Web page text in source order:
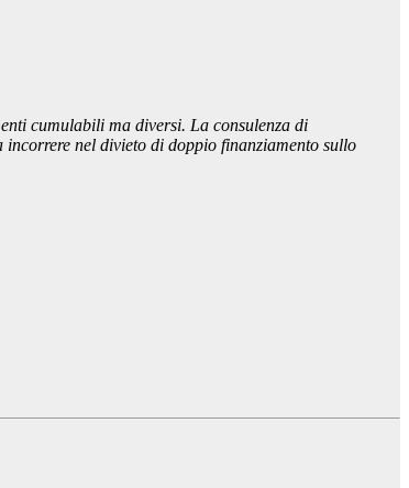
cumulabili ma diversi. La consulenza di
nel divieto di doppio finanziamento sullo